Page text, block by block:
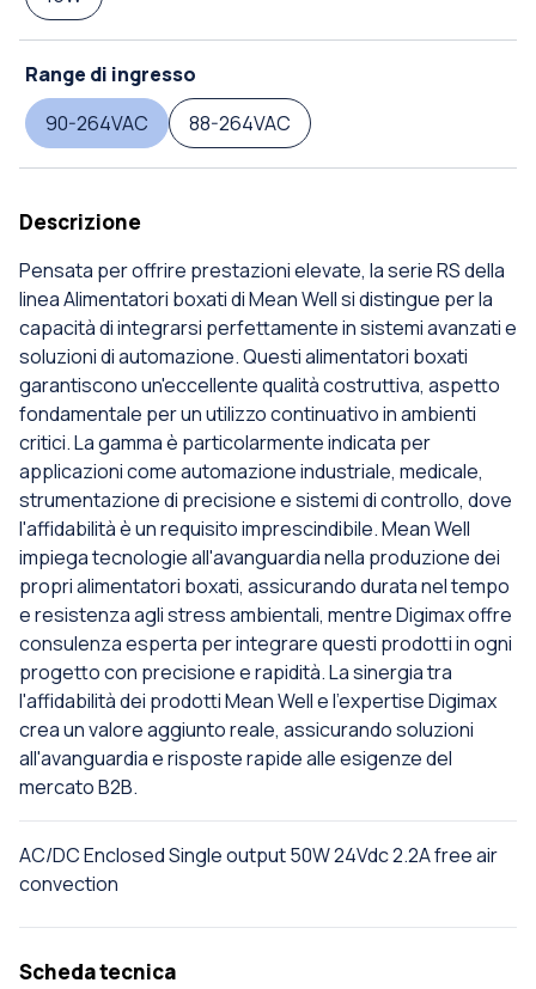
Range di ingresso
90-264VAC
88-264VAC
Descrizione
Pensata per offrire prestazioni elevate, la serie RS della
linea Alimentatori boxati di Mean Well si distingue per la
capacità di integrarsi perfettamente in sistemi avanzati e
soluzioni di automazione. Questi alimentatori boxati
garantiscono un'eccellente qualità costruttiva, aspetto
fondamentale per un utilizzo continuativo in ambienti
critici. La gamma è particolarmente indicata per
applicazioni come automazione industriale, medicale,
strumentazione di precisione e sistemi di controllo, dove
l'affidabilità è un requisito imprescindibile. Mean Well
impiega tecnologie all'avanguardia nella produzione dei
propri alimentatori boxati, assicurando durata nel tempo
e resistenza agli stress ambientali, mentre Digimax offre
consulenza esperta per integrare questi prodotti in ogni
progetto con precisione e rapidità. La sinergia tra
l'affidabilità dei prodotti Mean Well e l'expertise Digimax
crea un valore aggiunto reale, assicurando soluzioni
all'avanguardia e risposte rapide alle esigenze del
mercato B2B.
AC/DC Enclosed Single output 50W 24Vdc 2.2A free air
convection
Scheda tecnica